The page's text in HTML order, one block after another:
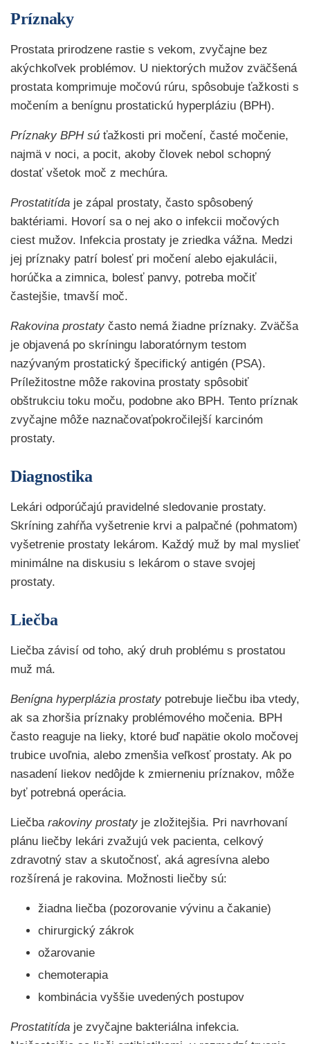
Príznaky
Prostata prirodzene rastie s vekom, zvyčajne bez
akýchkoľvek problémov. U niektorých mužov zväčšená
prostata komprimuje močovú rúru, spôsobuje ťažkosti s
močením a benígnu prostatickú hyperpláziu (BPH).
Príznaky BPH sú ťažkosti pri močení, časté močenie,
najmä v noci, a pocit, akoby človek nebol schopný
dostať všetok moč z mechúra.
Prostatitída je zápal prostaty, často spôsobený
baktériami. Hovorí sa o nej ako o infekcii močových
ciest mužov. Infekcia prostaty je zriedka vážna. Medzi
jej príznaky patrí bolesť pri močení alebo ejakulácii,
horúčka a zimnica, bolesť panvy, potreba močiť
častejšie, tmavší moč.
Rakovina prostaty často nemá žiadne príznaky. Zväčša
je objavená po skríningu laboratórnym testom
nazývaným prostatický špecifický antigén (PSA).
Príležitostne môže rakovina prostaty spôsobiť
obštrukciu toku moču, podobne ako BPH. Tento príznak
zvyčajne môže naznačovaťpokročilejší karcinóm
prostaty.
Diagnostika
Lekári odporúčajú pravidelné sledovanie prostaty.
Skríning zahŕňa vyšetrenie krvi a palpačné (pohmatom)
vyšetrenie prostaty lekárom. Každý muž by mal myslieť
minimálne na diskusiu s lekárom o stave svojej
prostaty.
Liečba
Liečba závisí od toho, aký druh problému s prostatou
muž má.
Benígna hyperplázia prostaty potrebuje liečbu iba vtedy,
ak sa zhoršia príznaky problémového močenia. BPH
často reaguje na lieky, ktoré buď napätie okolo močovej
trubice uvoľnia, alebo zmenšia veľkosť prostaty. Ak po
nasadení liekov nedôjde k zmierneniu príznakov, môže
byť potrebná operácia.
Liečba rakoviny prostaty je zložitejšia. Pri navrhovaní
plánu liečby lekári zvažujú vek pacienta, celkový
zdravotný stav a skutočnosť, aká agresívna alebo
rozšírená je rakovina. Možnosti liečby sú:
žiadna liečba (pozorovanie vývinu a čakanie)
chirurgický zákrok
ožarovanie
chemoterapia
kombinácia vyššie uvedených postupov
Prostatitída je zvyčajne bakteriálna infekcia.